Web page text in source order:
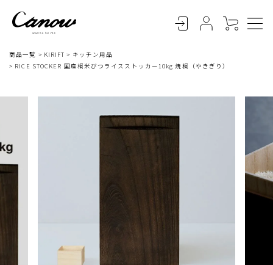
商品一覧 KIRIFT
キッチン用品
RICE STOCKER 国産桐米びつライスストッカー10kg 焼桐（やきぎり）